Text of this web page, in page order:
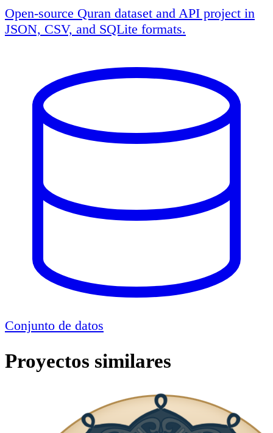
Open-source Quran dataset and API project in
JSON, CSV, and SQLite formats.
Conjunto de datos
Proyectos similares